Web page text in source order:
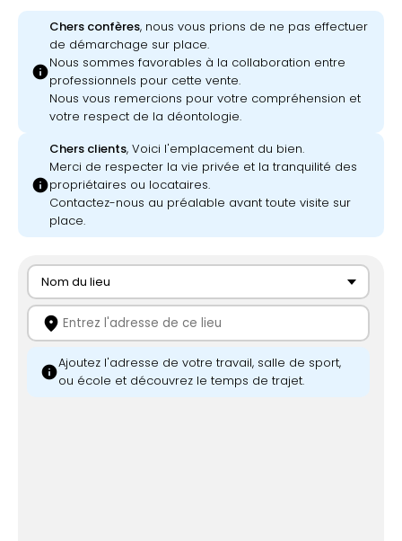
info
Chers confères, nous vous prions de ne pas effectuer
de démarchage sur place.
Nous sommes favorables à la collaboration entre
professionnels pour cette vente.
Nous vous remercions pour votre compréhension et
votre respect de la déontologie.
info
Chers clients, Voici l'emplacement du bien.
Merci de respecter la vie privée et la tranquilité des
propriétaires ou locataires.
Contactez-nous au préalable avant toute visite sur
place.
Nom du lieu
location_on
infoAjoutez l'adresse de votre travail, salle de sport,
ou école et découvrez le temps de trajet.